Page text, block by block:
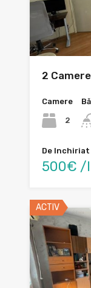
2
Camere
2
De Inchiriat
500€ /
ACTIV